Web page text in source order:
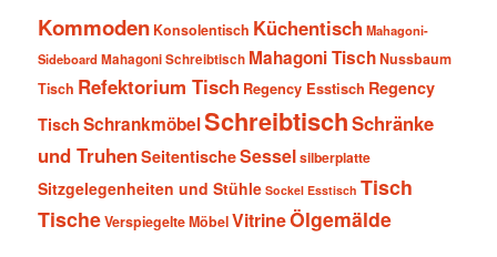
Kommoden Konsolentisch Küchentisch Mahagoni-
SideboardMahagoni Schreibtisch Mahagoni TischNussbaum
Tisch Refektorium Tisch Regency Esstisch Regency
Tisch SchrankmöbelSchreibtischSchränke
und TruhenSeitentischeSesselsilberplatte
Sitzgelegenheiten und Stühle Sockel Esstisch Tisch
TischeVerspiegelte MöbelVitrineÖlgemälde